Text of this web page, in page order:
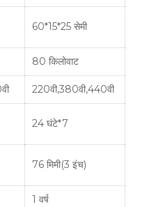
60*15*25 सेमी
80 किलोवाट
220वी,380वी,440वी
24 घंटे*7
76 मिमी(3 इंच)
1 वर्ष